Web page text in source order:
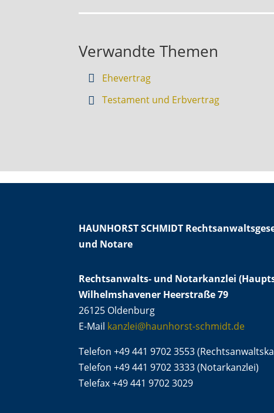
Verwandte Themen
Ehevertrag
Testament und Erbvertrag
HAUNHORST SCHMIDT
und Notare
Rechtsanwalts- und Notarkanzlei
Wilhelmshavener Heerstraße 79
26125 Oldenburg
E-Mail kanzlei@haunhorst-schmidt.de
Telefon +49 441 9702 3553
Telefon +49 441 9702 3333 (Notarkanzlei)
Telefax +49 441 9702 3029